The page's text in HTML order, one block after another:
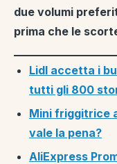
due volumi
prima che le
Lidl accetta i
tutti gli 800
Mini friggitrice
vale la pena?
AliExpress